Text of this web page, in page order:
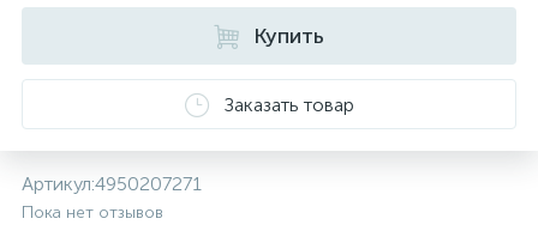
Купить
Заказать товар
Артикул:4950207271
Пока нет отзывов